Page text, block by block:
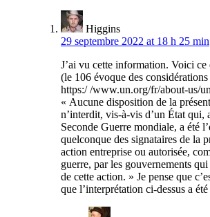
Higgins
29 septembre 2022 at 18 h 25 min
J’ai vu cette information. Voici
(le 106 évoque des
https:/ /www.un.org/fr/about-us/
« Aucune disposition de la
n’interdit, vis-à-vis d’un État qui,
Seconde Guerre mondiale, a été
quelconque des signataires de la
action entreprise ou autorisée,
guerre, par les gouvernements
de cette action. » Je pense que
que l’interprétation ci-dessus a